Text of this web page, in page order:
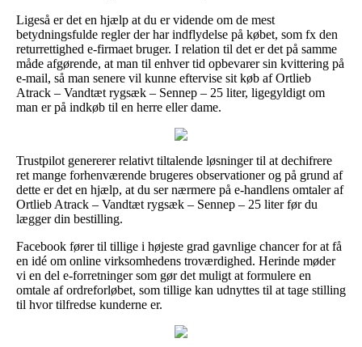
Ligeså er det en hjælp at du er vidende om de mest
betydningsfulde regler der har indflydelse på købet, som fx den
returrettighed e-firmaet bruger. I relation til det er det på samme
måde afgørende, at man til enhver tid opbevarer sin kvittering på
e-mail, så man senere vil kunne eftervise sit køb af Ortlieb
Atrack – Vandtæt rygsæk – Sennep – 25 liter, ligegyldigt om
man er på indkøb til en herre eller dame.
Trustpilot genererer relativt tiltalende løsninger til at dechifrere
ret mange forhenværende brugeres observationer og på grund af
dette er det en hjælp, at du ser nærmere på e-handlens omtaler af
Ortlieb Atrack – Vandtæt rygsæk – Sennep – 25 liter før du
lægger din bestilling.
Facebook fører til tillige i højeste grad gavnlige chancer for at få
en idé om online virksomhedens troværdighed. Herinde møder
vi en del e-forretninger som gør det muligt at formulere en
omtale af ordreforløbet, som tillige kan udnyttes til at tage stilling
til hvor tilfredse kunderne er.